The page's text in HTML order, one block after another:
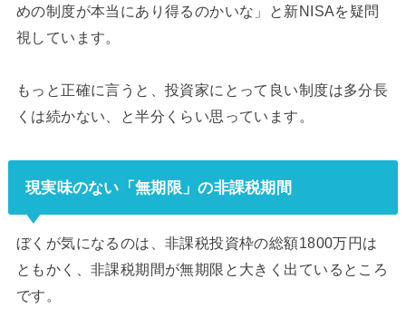
めの制度が本当にあり得るのかいな」と新NISAを疑問
視しています。
もっと正確に言うと、投資家にとって良い制度は多分長
くは続かない、と半分くらい思っています。
現実味のない「無期限」の非課税期間
ぼくが気になるのは、非課税投資枠の総額1800万円は
ともかく、非課税期間が無期限と大きく出ているところ
です。